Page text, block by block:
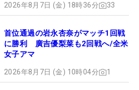
2026年8月7日 (金) 18時36分 33
首位通過の岩永杏奈がマッチ1回戦
に勝利 廣吉優梨菜も2回戦へ/全米
女子アマ
2026年8月7日 (金) 10時04分 1